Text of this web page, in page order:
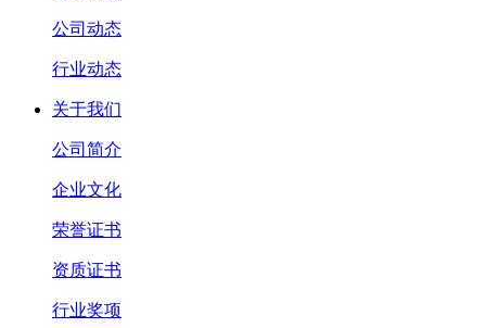
公司动态
行业动态
关于我们
公司简介
企业文化
荣誉证书
资质证书
行业奖项